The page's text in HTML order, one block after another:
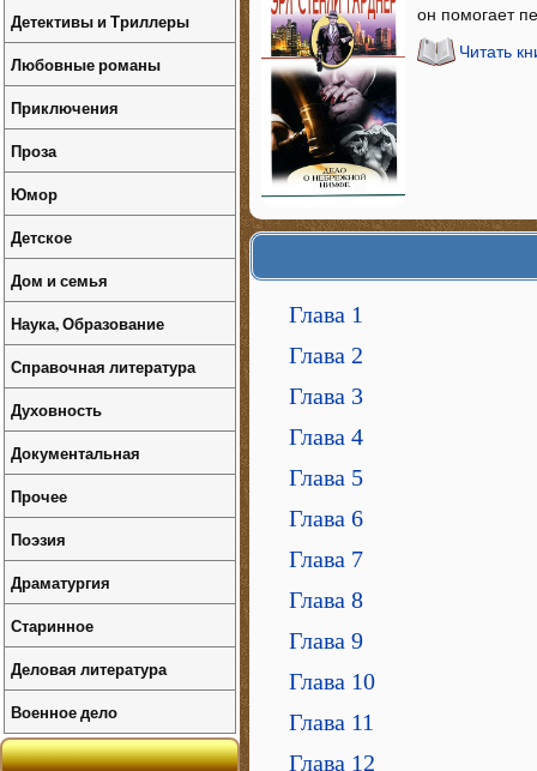
он помогает
Читать
Глава 1
Глава 2
Глава 3
Глава 4
Глава 5
Глава 6
Глава 7
Глава 8
Глава 9
Глава 10
Глава 11
Глава 12
Детективы и Триллеры
Любовные романы
Приключения
Проза
Юмор
Детское
Дом и семья
Наука, Образование
Справочная литература
Духовность
Документальная
Прочее
Поэзия
Драматургия
Старинное
Деловая литература
Военное дело